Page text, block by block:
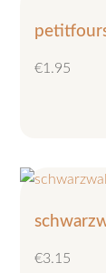
€1.95
€3.15